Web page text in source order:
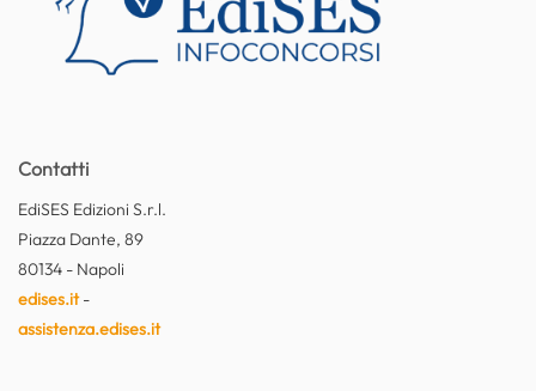
Contatti
EdiSES Edizioni S.r.l.
Piazza Dante, 89
80134 - Napoli
edises.it-
assistenza.edises.it